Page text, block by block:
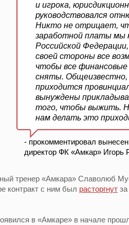
и игрока,
руководствовался
Никто не отрицает,
заработной платы мы
Российской
своей стороны все
чтобы все
сняты. Общеизвестно,
приходится
вынуждены
того, чтобы выжить.
нам делать это
- прокомментировал
директор ФК «Амкар» Игорь
тренер «Амкара» Славолюб
контракт с ним был расторгнут
в «Амкаре» в начале